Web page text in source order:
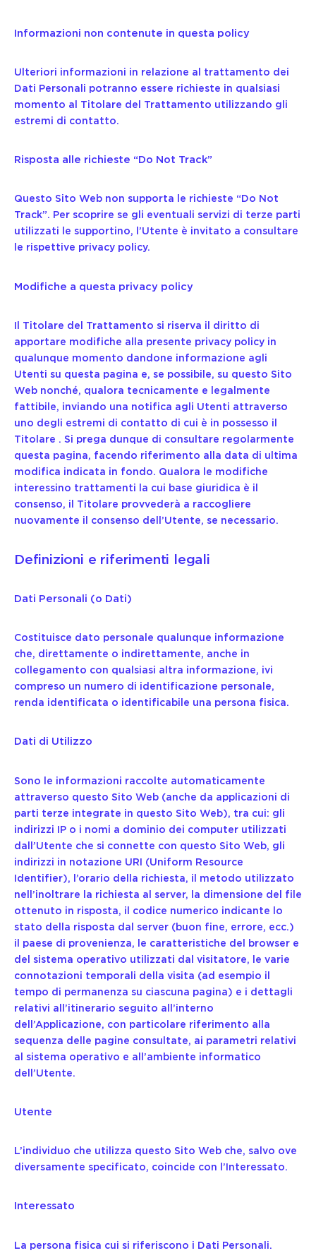
Informazioni non contenute in questa policy
Ulteriori informazioni in relazione al trattamento dei
Dati Personali potranno essere richieste in qualsiasi
momento al Titolare del Trattamento utilizzando gli
estremi di contatto.
Risposta alle richieste “Do Not Track”
Questo Sito Web non supporta le richieste “Do Not
Track”. Per scoprire se gli eventuali servizi di terze parti
utilizzati le supportino, l’Utente è invitato a consultare
le rispettive privacy policy.
Modifiche a questa privacy policy
Il Titolare del Trattamento si riserva il diritto di
apportare modifiche alla presente privacy policy in
qualunque momento dandone informazione agli
Utenti su questa pagina e, se possibile, su questo Sito
Web nonché, qualora tecnicamente e legalmente
fattibile, inviando una notifica agli Utenti attraverso
uno degli estremi di contatto di cui è in possesso il
Titolare . Si prega dunque di consultare regolarmente
questa pagina, facendo riferimento alla data di ultima
modifica indicata in fondo. Qualora le modifiche
interessino trattamenti la cui base giuridica è il
consenso, il Titolare provvederà a raccogliere
nuovamente il consenso dell’Utente, se necessario.
Definizioni e riferimenti legali
Dati Personali (o Dati)
Costituisce dato personale qualunque informazione
che, direttamente o indirettamente, anche in
collegamento con qualsiasi altra informazione, ivi
compreso un numero di identificazione personale,
renda identificata o identificabile una persona fisica.
Dati di Utilizzo
Sono le informazioni raccolte automaticamente
attraverso questo Sito Web (anche da applicazioni di
parti terze integrate in questo Sito Web), tra cui: gli
indirizzi IP o i nomi a dominio dei computer utilizzati
dall’Utente che si connette con questo Sito Web, gli
indirizzi in notazione URI (Uniform Resource
Identifier), l’orario della richiesta, il metodo utilizzato
nell’inoltrare la richiesta al server, la dimensione del file
ottenuto in risposta, il codice numerico indicante lo
stato della risposta dal server (buon fine, errore, ecc.)
il paese di provenienza, le caratteristiche del browser e
del sistema operativo utilizzati dal visitatore, le varie
connotazioni temporali della visita (ad esempio il
tempo di permanenza su ciascuna pagina) e i dettagli
relativi all’itinerario seguito all’interno
dell’Applicazione, con particolare riferimento alla
sequenza delle pagine consultate, ai parametri relativi
al sistema operativo e all’ambiente informatico
dell’Utente.
Utente
L’individuo che utilizza questo Sito Web che, salvo ove
diversamente specificato, coincide con l’Interessato.
Interessato
La persona fisica cui si riferiscono i Dati Personali.